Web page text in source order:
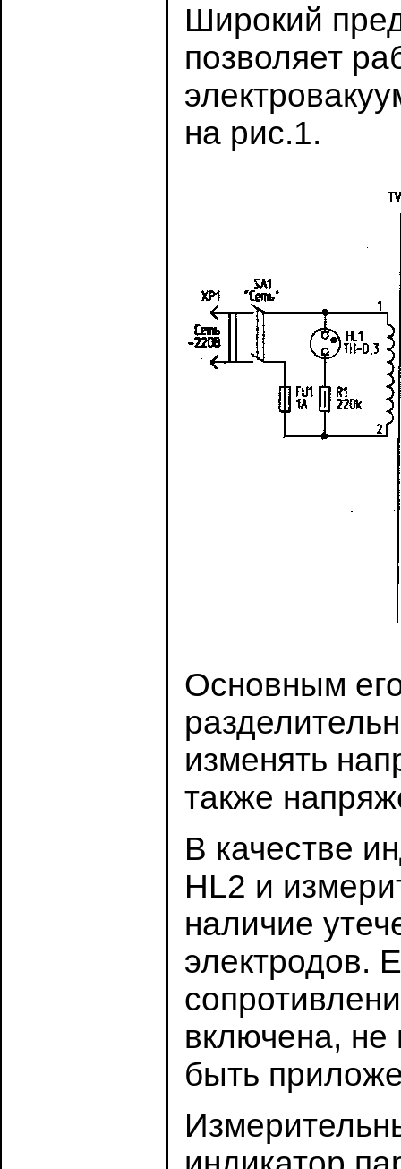
Широкий
позволяет
на рис.1.
Основным
изменять
также
В качестве
HL2 и
наличие
электродов.
включена,
быть